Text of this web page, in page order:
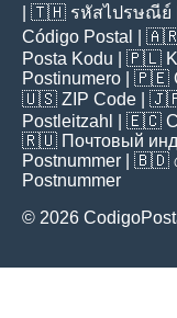
| 🇹🇭 รหัสไปรษณีย์
Código Postal
|
Posta Kodu | 🇵🇱
Postinumero | 🇵🇪
🇺🇸 ZIP Code |
Postleitzahl
| 🇪🇨
🇷🇺 Почтовый
Postnummer | 🇧🇩
Postnummer
© 2026